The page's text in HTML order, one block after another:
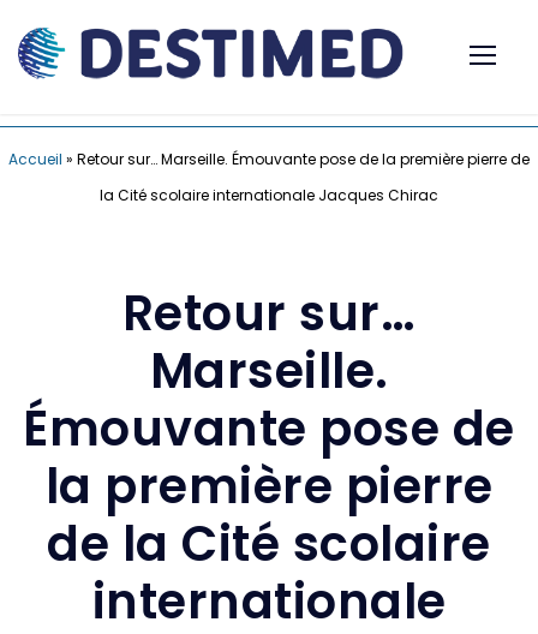
Accueil » Retour sur… Marseille. Émouvante pose de la première pierre de
la Cité scolaire internationale Jacques Chirac
Retour sur…
Marseille.
Émouvante pose de
la première pierre
de la Cité scolaire
internationale